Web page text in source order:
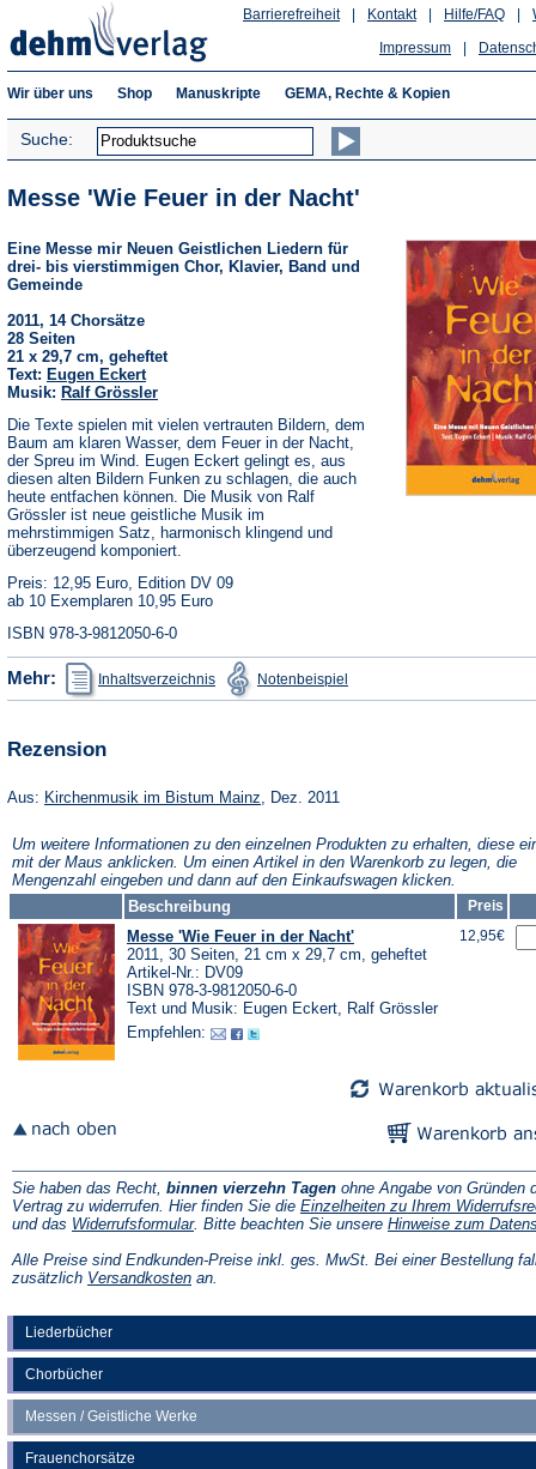
Hilfe/FAQ
Kontakt
Barrierefreiheit
Impressum
Wir über uns Shop Manuskripte GEMA, Rechte & Kopien
Suche:
Liederbücher
Chorbücher
Messen / Geistliche Werke
Frauenchorsätze
Messe 'Wie Feuer in der Nacht'
Eine Messe mir Neuen Geistlichen Liedern für
drei- bis vierstimmigen Chor, Klavier, Band und
Gemeinde
2011, 14 Chorsätze
28 Seiten
21 x 29,7 cm, geheftet
Text: Eugen Eckert
Musik: Ralf Grössler
Die Texte spielen mit vielen vertrauten Bildern, dem
Baum am klaren Wasser, dem Feuer in der Nacht,
der Spreu im Wind. Eugen Eckert gelingt es, aus
diesen alten Bildern Funken zu schlagen, die auch
heute entfachen können. Die Musik von Ralf
Grössler ist neue geistliche Musik im
mehrstimmigen Satz, harmonisch klingend und
überzeugend komponiert.
Preis: 12,95 Euro, Edition DV 09
ab 10 Exemplaren 10,95 Euro
ISBN 978-3-9812050-6-0
Mehr: Inhaltsverzeichnis
(Öffnet
in
einem
Notenbeispiel in
einem
Rezension
Aus: Kirchenmusik im Bistum Mainz (Öffnet
neuen
Tab)
, Dez. 2011
Um weitere Informationen zu den einzelnen Produkten zu erhalten, diese
mit der Maus anklicken. Um einen Artikel in den Warenkorb zu legen, die
Mengenzahl eingeben und dann auf den Einkaufswagen klicken.
Beschreibung
Preis
Messe 'Wie Feuer in der Nacht'
2011, 30 Seiten, 21 cm x 29,7 cm, geheftet
Artikel-Nr.: DV09
ISBN 978-3-9812050-6-0
Text und Musik: Eugen Eckert, Ralf Grössler
Empfehlen:
12,95€
Sie haben das Recht, binnen vierzehn Tagen ohne Angabe von Gründen
Vertrag zu widerrufen. Hier finden Sie die Einzelheiten zu Ihrem
und das Widerrufsformular(Öffnet
einem
neuen
. Bitte beachten Sie unsere Hinweise zum
Alle Preise sind Endkunden-Preise inkl. ges. MwSt. Bei einer Bestellung
zusätzlich Versandkosten(Öffnet
an.